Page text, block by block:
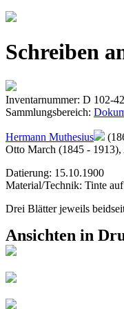
Jump to navigation
Schreiben
Inventarnummer: D 102-
Sammlungsbereich:
Hermann Muthesius
Otto March (1845 - 1913),
Datierung: 15.10.1900
Material/Technik: Tinte
Drei Blätter jeweils
Ansichten in